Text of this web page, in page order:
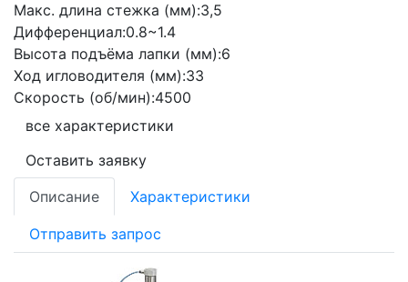
Макс. длина стежка (мм):3,5
Дифференциал:0.8~1.4
Высота подъёма лапки (мм):6
Ход игловодителя (мм):33
Скорость (об/мин):4500
все характеристики
Оставить заявку
Описание
Характеристики
Отправить запрос